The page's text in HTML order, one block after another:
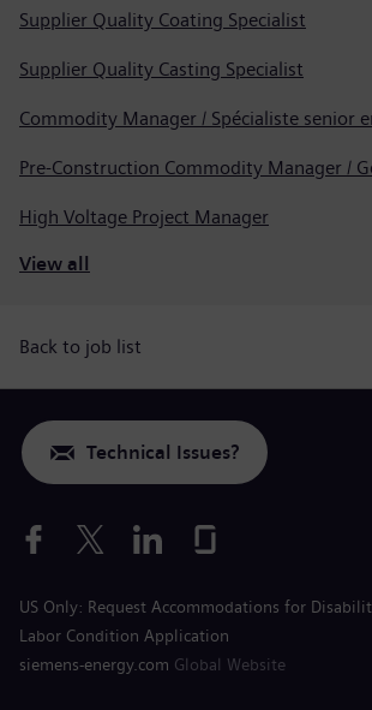
Supplier Quality Coating Specialist
Supplier Quality Casting Specialist
High Voltage Project Manager
View all
Back to job list
Technical Issues?
US Only: Request Accommodations for
Labor Condition Application
siemens-energy.com Global Website